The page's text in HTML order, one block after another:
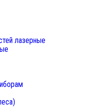
лазерные